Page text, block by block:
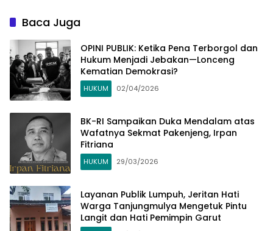
Baca Juga
OPINI PUBLIK: Ketika Pena Terborgol dan
Hukum Menjadi Jebakan—Lonceng
Kematian Demokrasi?
HUKUM 02/04/2026
BK-RI Sampaikan Duka Mendalam atas
Wafatnya Sekmat Pakenjeng, Irpan
Fitriana
HUKUM 29/03/2026
Layanan Publik Lumpuh, Jeritan Hati
Warga Tanjungmulya Mengetuk Pintu
Langit dan Hati Pemimpin Garut